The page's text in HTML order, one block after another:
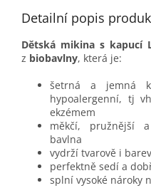
Detailní popis
Dětská mikina s kapucí
z biobavlny, která je:
šetrná a jemná
hypoalergenní, tj
ekzémem
měkčí, pružnější
bavlna
vydrží tvarově i
perfektně sedí a
splní vysoké nároky